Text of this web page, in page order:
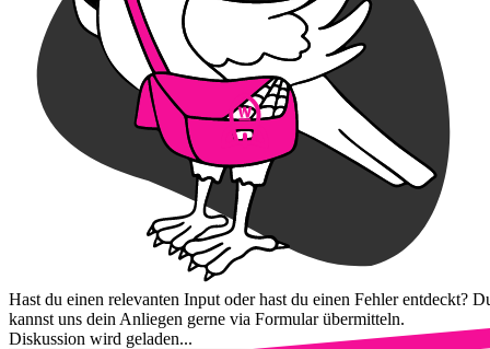
Hast du einen relevanten Input oder hast du einen Fehler entdeckt?
kannst uns dein Anliegen gerne via Formular übermitteln.
Diskussion wird geladen...